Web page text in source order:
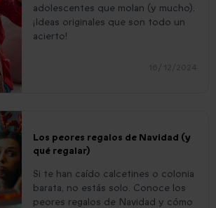
adolescentes que molan (y mucho).
¡Ideas originales que son todo un
acierto!
16/ 12/2024
Los peores regalos de Navidad (y
qué regalar)
Si te han caído calcetines o colonia
barata, no estás solo. Conoce los
peores regalos de Navidad y cómo